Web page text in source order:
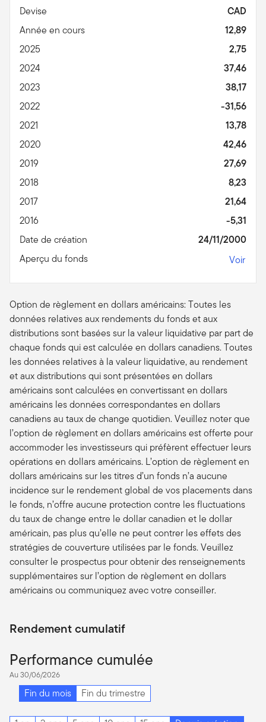
Devise
CAD
Année en cours
12,89
2025
2,75
2024
37,46
2023
38,17
2022
-31,56
2021
13,78
2020
42,46
2019
27,69
2018
8,23
2017
21,64
2016
-5,31
Date de création
24/11/2000
Aperçu du fonds
Voir
Option de règlement en dollars américains: Toutes les
données relatives aux rendements du fonds et aux
distributions sont basées sur la valeur liquidative par part de
chaque fonds qui est calculée en dollars canadiens. Toutes
les données relatives à la valeur liquidative, au rendement
et aux distributions qui sont présentées en dollars
américains sont calculées en convertissant en dollars
américains les données correspondantes en dollars
canadiens au taux de change quotidien. Veuillez noter que
l’option de règlement en dollars américains est offerte pour
accommoder les investisseurs qui préfèrent effectuer leurs
opérations en dollars américains. L’option de règlement en
dollars américains sur les titres d’un fonds n’a aucune
incidence sur le rendement global de vos placements dans
le fonds, n’offre aucune protection contre les fluctuations
du taux de change entre le dollar canadien et le dollar
américain, pas plus qu’elle ne peut contrer les effets des
stratégies de couverture utilisées par le fonds. Veuillez
consulter le prospectus pour obtenir des renseignements
supplémentaires sur l’option de règlement en dollars
américains ou communiquez avec votre conseiller.
Rendement cumulatif
Performance cumulée
Au 30/06/2026
Fin du mois Fin du trimestre